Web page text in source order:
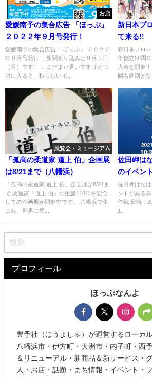
お店
愛媛南予の集合広告 「ほっぷ」
２０２２年９月号発行！
愛媛南予の集合広告 「ほっぷ」 ２０２２
年９月号発行！ 新聞折り込みは９月５日
（月）です！！ まだまだ暑いですけど ９
月に入ると、秋らしいイ...
新日本プ
て来る!!
新日本プロ
年創立50周
大会を開催
回も延期とな
展覧会・ミュージアム
「孤高の柔道家 道上 伯」企画展
は8/21まで（八幡浜）
「孤高の柔道家 道上 伯」企画展は8/21ま
で 柔道家「道上 伯」の生誕110年を記念
しての企画展が開催中です。 八幡浜で生
まれ、世界に柔...
佐田岬は
のイベン
佐田岬はな
ントがある
作戦 日時：
1...
プロフィール
ほっぷなんよ
豊予社（ほうよしゃ）が運営するローカ
八幡浜市・伊方町・大洲市・内子町・西
＆リニューアル・新商品＆新サービス・
人・お店・話題・まち情報・イベント・